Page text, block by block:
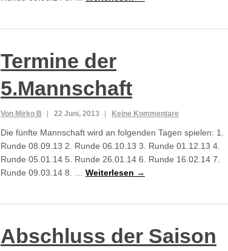
Termine der
5.Mannschaft
Von Mirko B 22 Juni, 2013 Keine Kommentare
Die fünfte Mannschaft wird an folgenden Tagen spielen: 1.
Runde 08.09.13 2. Runde 06.10.13 3. Runde 01.12.13 4.
Runde 05.01.14 5. Runde 26.01.14 6. Runde 16.02.14 7.
Runde 09.03.14 8. … Weiterlesen →
Abschluss der Saison